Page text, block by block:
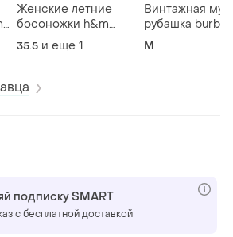
Женские летние
босоножки h&m
открытые туфли
повседневные
сандали
35.5 и еще 1
Винтажная
рубашка
клетку
M
подписку SMART
с бесплатной доставкой